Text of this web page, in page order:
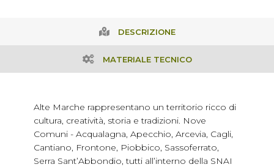
DESCRIZIONE
MATERIALE TECNICO
Alte Marche rappresentano un territorio ricco di
cultura, creatività, storia e tradizioni. Nove
Comuni - Acqualagna, Apecchio, Arcevia, Cagli,
Cantiano, Frontone, Piobbico, Sassoferrato,
Serra Sant’Abbondio, tutti all’interno della SNAI